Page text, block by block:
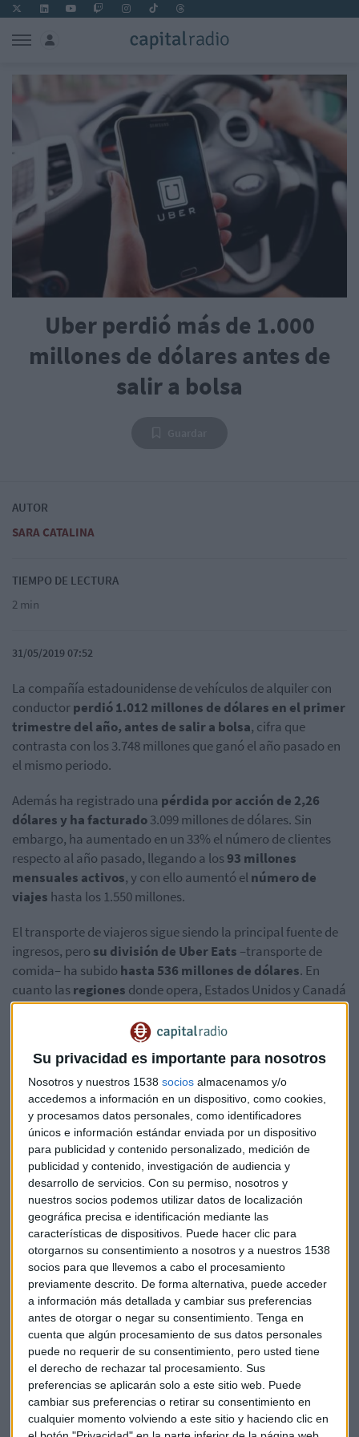
Su privacidad es importante para nosotros
Nosotros y nuestros 1538 socios almacenamos y/o
accedemos a información en un dispositivo, como cookies,
y procesamos datos personales, como identificadores
únicos e información estándar enviada por un dispositivo
para publicidad y contenido personalizado, medición de
publicidad y contenido, investigación de audiencia y
desarrollo de servicios. Con su permiso, nosotros y
nuestros socios podemos utilizar datos de localización
geográfica precisa e identificación mediante las
características de dispositivos. Puede hacer clic para
otorgarnos su consentimiento a nosotros y a nuestros 1538
socios para que llevemos a cabo el procesamiento
previamente descrito. De forma alternativa, puede acceder
a información más detallada y cambiar sus preferencias
antes de otorgar o negar su consentimiento. Tenga en
cuenta que algún procesamiento de sus datos personales
puede no requerir de su consentimiento, pero usted tiene
el derecho de rechazar tal procesamiento. Sus
preferencias se aplicarán solo a este sitio web. Puede
cambiar sus preferencias o retirar su consentimiento en
cualquier momento volviendo a este sitio y haciendo clic en
Uber perdió más de 1.000
millones de dólares antes de
salir a bolsa
AUTOR
SARA CATALINA
TIEMPO DE LECTURA
2 min
31/05/2019 07:52
La compañía estadounidense de vehículos de alquiler con
conductorperdió 1.012 millones de dólares en el primer
trimestre del año, antes de salir a bolsa, cifra que
contrasta con los 3.748 millones que ganó el año pasado en
el mismo periodo.
Además ha registrado una pérdida por acción de 2,26
dólares y ha facturado3.099 millones de dólares. Sin
embargo, ha aumentado en un 33% el número de clientes
respecto al año pasado, llegando a los93 millones
mensuales activos, y con ello aumentó elnúmero de
viajes hasta los 1.550 millones.
El transporte de viajeros sigue siendo la principal fuente de
ingresos, pero su división de Uber Eats –transporte de
comida– ha subido hasta 536 millones de dólares. En
cuanto lasregiones donde opera, Estados Unidos y Canadá
ingresan la mayor parte de los beneficios de la compañía
con 1.750 millones de dólares facturados, seguida de
Europa, con 487 millones –en ambos casos, la facturación
aumentó en un 26 % interanual–, mientras, Latinoamérica
registra un descenso del 13% hasta los 450 millones.
consejero delegadode Uber, Dara Khosrowshahi
valoró sus buenos resultados con "una media de17
millones de viajes diarios
y una índice anual de reservas
brutas de 59.000 millones de dólares", y señala que el foco de
la compañía se centra en "ejecutar su estrategia para
convertirse en una tienda de una parada para el transporte
local y el comercio".
Sin embargolas cuentas no reflejan el efecto de la
salida a bolsade la compañía, ya que estas cifras se
cerraron el 31 de marzo, más de un mes antes. El
comunicado señala que en esta operación la compañía
reforzó su balance de cuentas al hacerse con 8.000 millones
de dólares (descontando los costes de su debut en el
parqué), así como 500 millones extra procedentes de un
acuerdo privado con PayPal.